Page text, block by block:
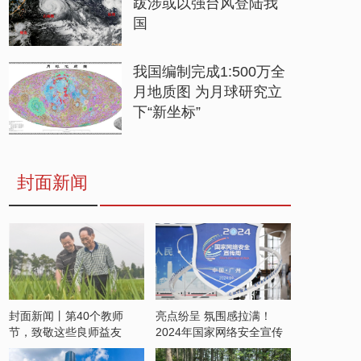
跋涉或以强台风登陆我
国
我国编制完成1:500万全
月地质图 为月球研究立
下“新坐标”
封面新闻
封面新闻丨第40个教师
节，致敬这些良师益友
亮点纷呈 氛围感拉满！
2024年国家网络安全宣传
周开启